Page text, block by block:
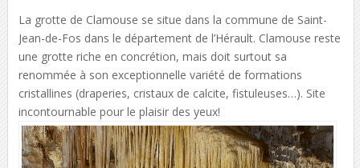
La grotte de Clamouse se situe dans la commune de Saint-
Jean-de-Fos dans le département de l’Hérault. Clamouse reste
une grotte riche en concrétion, mais doit surtout sa
renommée à son exceptionnelle variété de formations
cristallines (draperies, cristaux de calcite, fistuleuses…). Site
incontournable pour le plaisir des yeux!